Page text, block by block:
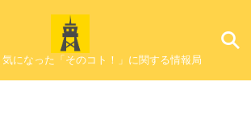
になった「そのコト！」に関する情報局